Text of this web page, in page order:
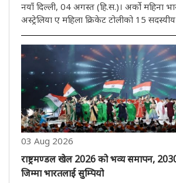
नयाँ दिल्ली, 04 अगस्त (हि.स.)। अर्को महिना भारत भ्रमण गर्ने
अस्ट्रेलिया ए महिला क्रिकेट टोलीको 15 सदस्यीय
घोषणा गरिएको थियो। अनुभवी फास्ट बलर
ब्राउनले टोलीको पेस आक्रमणको नेतृत्व गर्नेछन्।
हप्तास..
03 Aug 2026
राष्ट्रमण्डल खेल 2026 को भव्य समापन,
जिम्मा भारतलाई सुम्पियो